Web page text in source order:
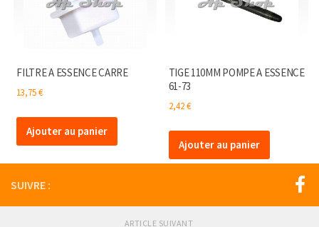
FILTRE A ESSENCE CARRE
13,75€
Ajouter au panier
TIGE 110MM POMPE A ESSENCE
61-73
2,42€
Ajouter au panier
SUIVRE :
ARTICLE SUIVANT